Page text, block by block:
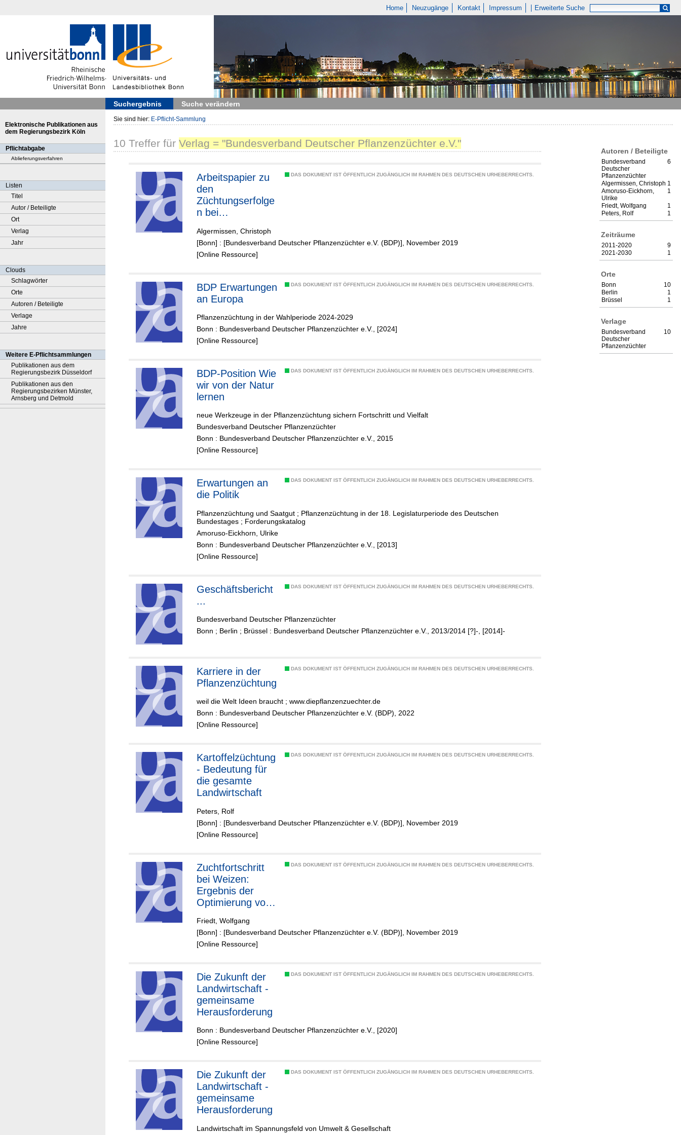
Home Neuzugänge Kontakt Impressum Erweiterte Suche
Suchergebnis Suche verändern
Elektronische Publikationen aus
dem Regierungsbezirk Köln
Pflichtabgabe
Ablieferungsverfahren
Listen
Titel
Autor / Beteiligte
Ort
Verlag
Jahr
Clouds
Schlagwörter
Orte
Autoren / Beteiligte
Verlage
Jahre
Weitere E-Pflichtsammlungen
Publikationen aus dem
Regierungsbezirk Düsseldorf
Publikationen aus den
Regierungsbezirken Münster,
Arnsberg und Detmold
Sie sind hier: E-Pflicht-Sammlung
Autoren / Beteiligte
6
Bundesverband
Deutscher
Pflanzenzüchter
1
Algermissen, Christoph
1
Amoruso-Eickhorn,
Ulrike
1
Friedt, Wolfgang
1
Peters, Rolf
Zeiträume
9
2011-2020
1
2021-2030
Orte
10
Bonn
1
Berlin
1
Brüssel
Verlage
10
Bundesverband
Deutscher
Pflanzenzüchter
10 Treffer für Verlag = "Bundesverband Deutscher Pflanzenzüchter e.V."
DAS DOKUMENT IST ÖFFENTLICH ZUGÄNGLICH IM RAHMEN DES DEUTSCHEN URHEBERRECHTS.
Arbeitspapier zu
den
Züchtungserfolge
n bei
en und zur
Notwendigkeit
einer lückenlosen
Nachbaugebühre
n für geschützte
Sorten
Algermissen, Christoph
[Bonn] : [Bundesverband Deutscher Pflanzenzüchter e.V. (BDP)], November 2019
[Online Ressource]
DAS DOKUMENT IST ÖFFENTLICH ZUGÄNGLICH IM RAHMEN DES DEUTSCHEN URHEBERRECHTS.
BDP Erwartungen
an Europa
Pflanzenzüchtung in der Wahlperiode 2024-2029
Bonn : Bundesverband Deutscher Pflanzenzüchter e.V., [2024]
[Online Ressource]
DAS DOKUMENT IST ÖFFENTLICH ZUGÄNGLICH IM RAHMEN DES DEUTSCHEN URHEBERRECHTS.
BDP-Position Wie
wir von der Natur
lernen
neue Werkzeuge in der Pflanzenzüchtung sichern Fortschritt und Vielfalt
Bundesverband Deutscher Pflanzenzüchter
Bonn : Bundesverband Deutscher Pflanzenzüchter e.V., 2015
[Online Ressource]
DAS DOKUMENT IST ÖFFENTLICH ZUGÄNGLICH IM RAHMEN DES DEUTSCHEN URHEBERRECHTS.
Erwartungen an
die Politik
Pflanzenzüchtung und Saatgut ; Pflanzenzüchtung in der 18. Legislaturperiode des Deutschen
Bundestages ; Forderungskatalog
Amoruso-Eickhorn, Ulrike
Bonn : Bundesverband Deutscher Pflanzenzüchter e.V., [2013]
[Online Ressource]
DAS DOKUMENT IST ÖFFENTLICH ZUGÄNGLICH IM RAHMEN DES DEUTSCHEN URHEBERRECHTS.
Geschäftsbericht
...
Bundesverband Deutscher Pflanzenzüchter
Bonn ; Berlin ; Brüssel : Bundesverband Deutscher Pflanzenzüchter e.V., 2013/2014 [?]-, [2014]-
DAS DOKUMENT IST ÖFFENTLICH ZUGÄNGLICH IM RAHMEN DES DEUTSCHEN URHEBERRECHTS.
Karriere in der
Pflanzenzüchtung
weil die Welt Ideen braucht ; www.diepflanzenzuechter.de
Bonn : Bundesverband Deutscher Pflanzenzüchter e.V. (BDP), 2022
[Online Ressource]
DAS DOKUMENT IST ÖFFENTLICH ZUGÄNGLICH IM RAHMEN DES DEUTSCHEN URHEBERRECHTS.
Kartoffelzüchtung
- Bedeutung für
die gesamte
Landwirtschaft
Peters, Rolf
[Bonn] : [Bundesverband Deutscher Pflanzenzüchter e.V. (BDP)], November 2019
[Online Ressource]
DAS DOKUMENT IST ÖFFENTLICH ZUGÄNGLICH IM RAHMEN DES DEUTSCHEN URHEBERRECHTS.
Zuchtfortschritt
bei Weizen:
Ergebnis der
Optimierung von
Ertragssicherheit
und Qualität
Friedt, Wolfgang
[Bonn] : [Bundesverband Deutscher Pflanzenzüchter e.V. (BDP)], November 2019
[Online Ressource]
DAS DOKUMENT IST ÖFFENTLICH ZUGÄNGLICH IM RAHMEN DES DEUTSCHEN URHEBERRECHTS.
Die Zukunft der
Landwirtschaft -
gemeinsame
Herausforderung
Bonn : Bundesverband Deutscher Pflanzenzüchter e.V., [2020]
[Online Ressource]
DAS DOKUMENT IST ÖFFENTLICH ZUGÄNGLICH IM RAHMEN DES DEUTSCHEN URHEBERRECHTS.
Die Zukunft der
Landwirtschaft -
gemeinsame
Herausforderung
Landwirtschaft im Spannungsfeld von Umwelt & Gesellschaft